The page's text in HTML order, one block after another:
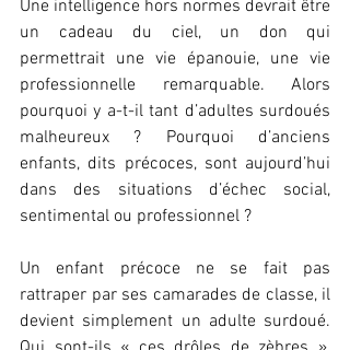
Une intelligence hors normes devrait être
un cadeau du ciel, un don qui
permettrait une vie épanouie, une vie
professionnelle remarquable. Alors
pourquoi y a-t-il tant d’adultes surdoués
malheureux ? Pourquoi d’anciens
enfants, dits précoces, sont aujourd’hui
dans des situations d’échec social,
sentimental ou professionnel ?
Un enfant précoce ne se fait pas
rattraper par ses camarades de classe, il
devient simplement un adulte surdoué.